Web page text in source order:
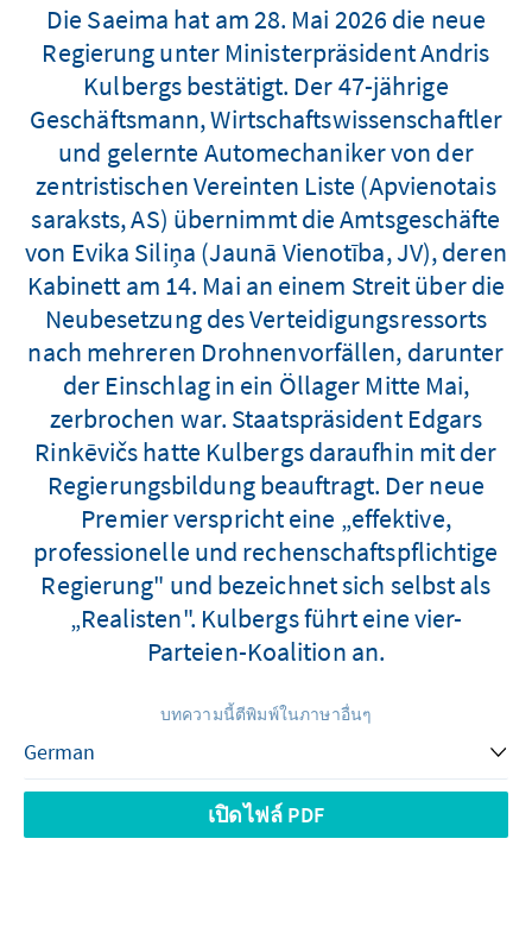
Die Saeima hat am 28. Mai 2026 die neue
Regierung unter Ministerpräsident Andris
Kulbergs bestätigt. Der 47-jährige
Geschäftsmann, Wirtschaftswissenschaftler
und gelernte Automechaniker von der
zentristischen Vereinten Liste (Apvienotais
saraksts, AS) übernimmt die Amtsgeschäfte
von Evika Siliņa (Jaunā Vienotība, JV), deren
Kabinett am 14. Mai an einem Streit über die
Neubesetzung des Verteidigungsressorts
nach mehreren Drohnenvorfällen, darunter
der Einschlag in ein Öllager Mitte Mai,
zerbrochen war. Staatspräsident Edgars
Rinkēvičs hatte Kulbergs daraufhin mit der
Regierungsbildung beauftragt. Der neue
Premier verspricht eine „effektive,
professionelle und rechenschaftspflichtige
Regierung" und bezeichnet sich selbst als
„Realisten". Kulbergs führt eine vier-
Parteien-Koalition an.
บทความนี้ตีพิมพ์ในภาษาอื่นๆ
เปิดไฟล์ PDF